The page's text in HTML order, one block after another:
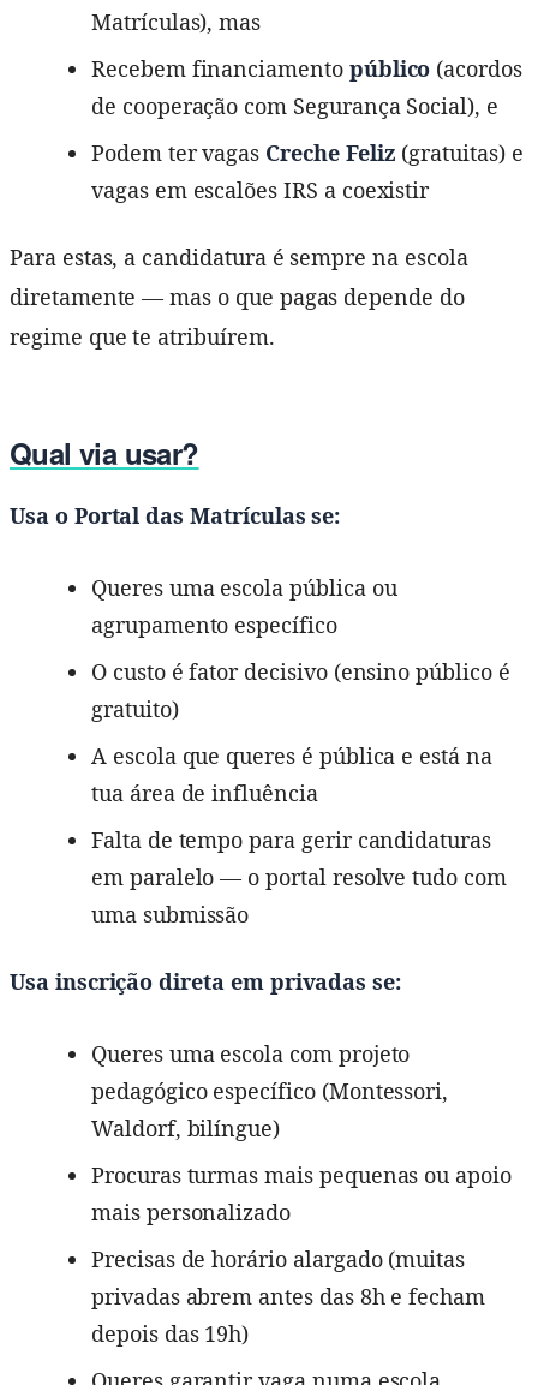
Matrículas), mas
Recebem financiamento público (acordos
de cooperação com Segurança Social), e
Podem ter vagas Creche Feliz (gratuitas) e
vagas em escalões IRS a coexistir
Para estas, a candidatura é sempre na escola
diretamente — mas o que pagas depende do
regime que te atribuírem.
Qual via usar?
Usa o Portal das Matrículas se:
Queres uma escola pública ou
agrupamento específico
O custo é fator decisivo (ensino público é
gratuito)
A escola que queres é pública e está na
tua área de influência
Falta de tempo para gerir candidaturas
em paralelo — o portal resolve tudo com
uma submissão
Usa inscrição direta em privadas se:
Queres uma escola com projeto
pedagógico específico (Montessori,
Waldorf, bilíngue)
Procuras turmas mais pequenas ou apoio
mais personalizado
Precisas de horário alargado (muitas
privadas abrem antes das 8h e fecham
depois das 19h)